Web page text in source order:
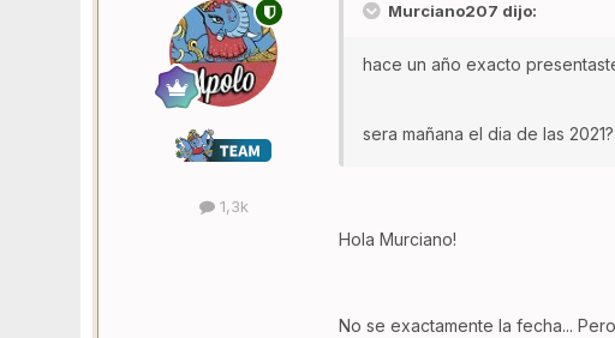
1,3k
Murciano207 dijo:
hace un año exacto
sera mañana el dia de las
Hola Murciano!
No se exactamente la fecha...